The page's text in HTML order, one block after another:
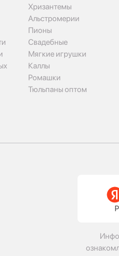
Хризантемы
Альстромерии
Пионы
Свадебные
Мягкие игрушки
Каллы
Ромашки
Тюльпаны оптом